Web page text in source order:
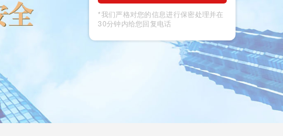
*我们严格对您的信息进行保密处理并在
30分钟内给您回复电话